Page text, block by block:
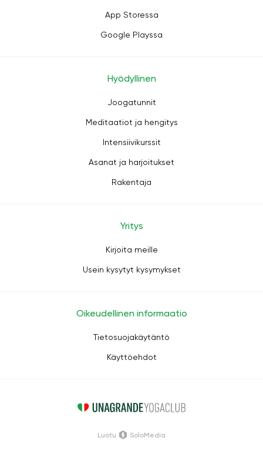
App Storessa
Google Playssa
Hyödyllinen
Joogatunnit
Meditaatiot ja hengitys
Intensiivikurssit
Asanat ja harjoitukset
Rakentaja
Yritys
Kirjoita meille
Usein kysytyt kysymykset
Oikeudellinen informaatio
Tietosuojakäytäntö
Käyttöehdot
Luotu SoloMedia